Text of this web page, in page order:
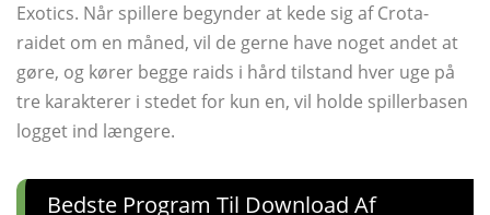
Exotics. Når spillere begynder at kede sig af Crota-
raidet om en måned, vil de gerne have noget andet at
gøre, og kører begge raids i hård tilstand hver uge på
tre karakterer i stedet for kun en, vil holde spillerbasen
logget ind længere.
Bedste Program Til Download Af